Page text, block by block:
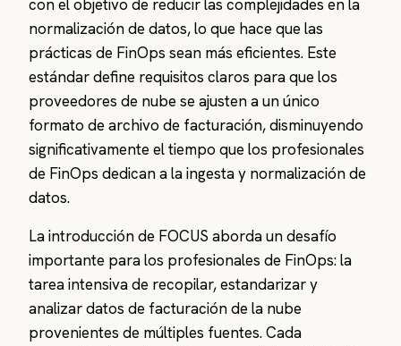
con el objetivo de reducir las complejidades en la
normalización de datos, lo que hace que las
prácticas de FinOps sean más eficientes. Este
estándar define requisitos claros para que los
proveedores de nube se ajusten a un único
formato de archivo de facturación, disminuyendo
significativamente el tiempo que los profesionales
de FinOps dedican a la ingesta y normalización de
datos.
La introducción de FOCUS aborda un desafío
importante para los profesionales de FinOps: la
tarea intensiva de recopilar, estandarizar y
analizar datos de facturación de la nube
provenientes de múltiples fuentes. Cada